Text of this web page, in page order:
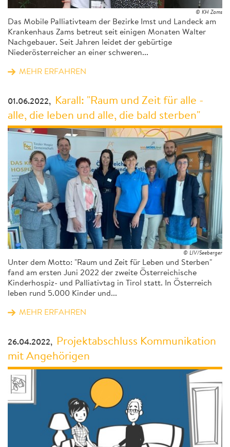
© KH Zams
Das Mobile Palliativteam der Bezirke Imst und Landeck am
Krankenhaus Zams betreut seit einigen Monaten Walter
Nachgebauer. Seit Jahren leidet der gebürtige
Niederösterreicher an einer schweren...
MEHR ERFAHREN
01.06.2022,
Karall: "Raum und Zeit für alle -
alle, die leben und alle, die bald sterben"
© LIV/Seeberger
Unter dem Motto: "Raum und Zeit für Leben und Sterben"
fand am ersten Juni 2022 der zweite Österreichische
Kinderhospiz- und Palliativtag in Tirol statt. In Österreich
leben rund 5.000 Kinder und...
MEHR ERFAHREN
26.04.2022,
Projektabschluss Kommunikation
mit Angehörigen